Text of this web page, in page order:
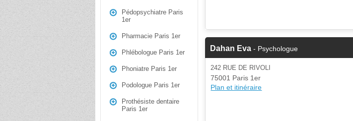
Pédopsychiatre Paris
1er
Pharmacie Paris 1er
Phlébologue Paris 1er
Phoniatre Paris 1er
Podologue Paris 1er
Prothésiste dentaire
Paris 1er
Dahan Eva - Psychologue
242 RUE DE RIVOLI
75001 Paris 1er
Plan et itinéraire